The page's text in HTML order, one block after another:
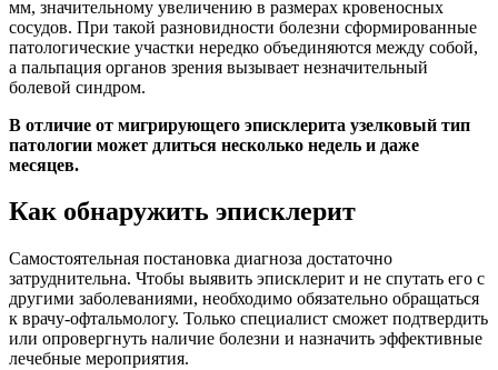
мм, значительному увеличению в размерах кровеносных
сосудов. При такой разновидности болезни сформированные
патологические участки нередко объединяются между собой,
а пальпация органов зрения вызывает незначительный
болевой синдром.
В отличие от мигрирующего эписклерита узелковый тип
патологии может длиться несколько недель и даже
месяцев.
Как обнаружить эписклерит
Самостоятельная постановка диагноза достаточно
затруднительна. Чтобы выявить эписклерит и не спутать его с
другими заболеваниями, необходимо обязательно обращаться
к врачу-офтальмологу. Только специалист сможет подтвердить
или опровергнуть наличие болезни и назначить эффективные
лечебные мероприятия.